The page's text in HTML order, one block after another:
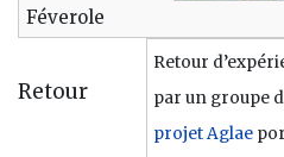
Féverole
Retour
par un groupe
projet Aglae
Retour